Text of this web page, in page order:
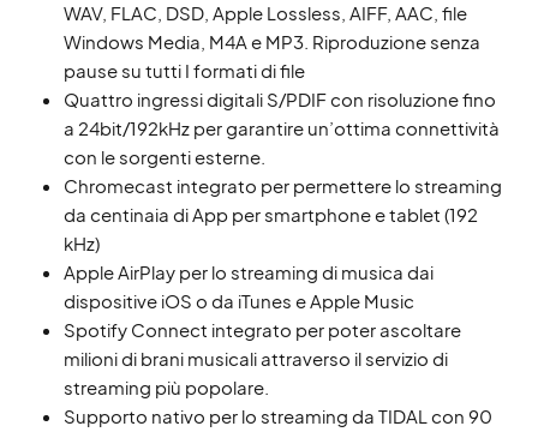
WAV, FLAC, DSD, Apple Lossless, AIFF, AAC, file
Windows Media, M4A e MP3. Riproduzione senza
pause su tutti I formati di file
Quattro ingressi digitali S/PDIF con risoluzione fino
a 24bit/192kHz per garantire un’ottima connettività
con le sorgenti esterne.
Chromecast integrato per permettere lo streaming
da centinaia di App per smartphone e tablet (192
kHz)
Apple AirPlay per lo streaming di musica dai
dispositive iOS o da iTunes e Apple Music
Spotify Connect integrato per poter ascoltare
milioni di brani musicali attraverso il servizio di
streaming più popolare.
Supporto nativo per lo streaming da TIDAL con 90